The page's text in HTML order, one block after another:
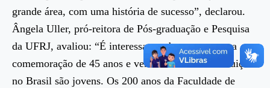
grande área, com uma história de sucesso”, declarou.
Ângela Uller, pró-reitora de Pós-graduação e Pesquisa
da UFRJ, avaliou: “É interessante observamos uma
comemoração de 45 anos e vermos como as Instituições
no Brasil são jovens. Os 200 anos da Faculdade de